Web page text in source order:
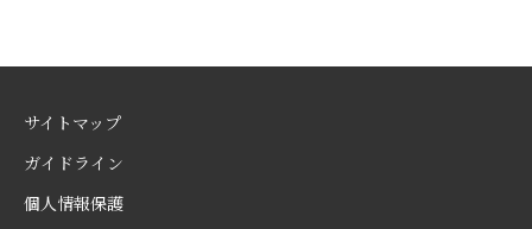
サイトマップ
ガイドライン
個人情報保護